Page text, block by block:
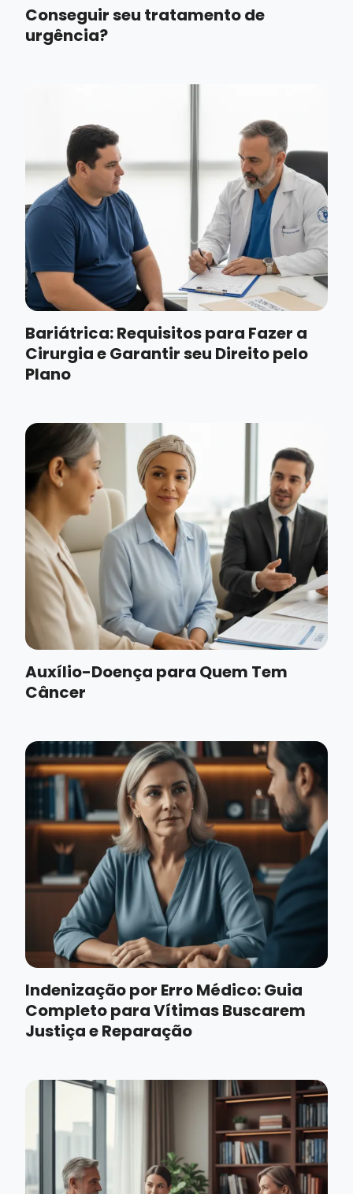
Conseguir seu tratamento de
urgência?
Bariátrica: Requisitos para Fazer a
Cirurgia e Garantir seu Direito pelo
Plano
Auxílio-Doença para Quem Tem
Câncer
Indenização por Erro Médico: Guia
Completo para Vítimas Buscarem
Justiça e Reparação